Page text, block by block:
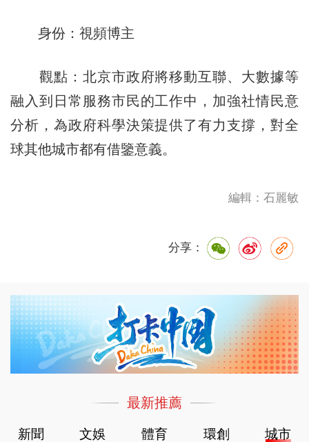
身份：視頻博主
觀點：北京市政府將移動互聯、大數據等
融入到日常服務市民的工作中，加強社情民意
分析，為政府科學決策提供了有力支撐，對全
球其他城市都有借鑒意義。
編輯：石麗敏
分享：
最新推薦
新聞 文娛 體育 環創 城市